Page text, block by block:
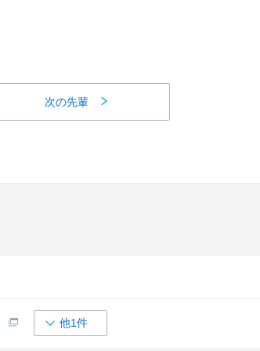
次の先輩
他1件